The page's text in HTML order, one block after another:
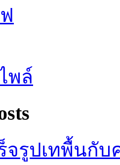
พล์
จรูปเทพื้นกั